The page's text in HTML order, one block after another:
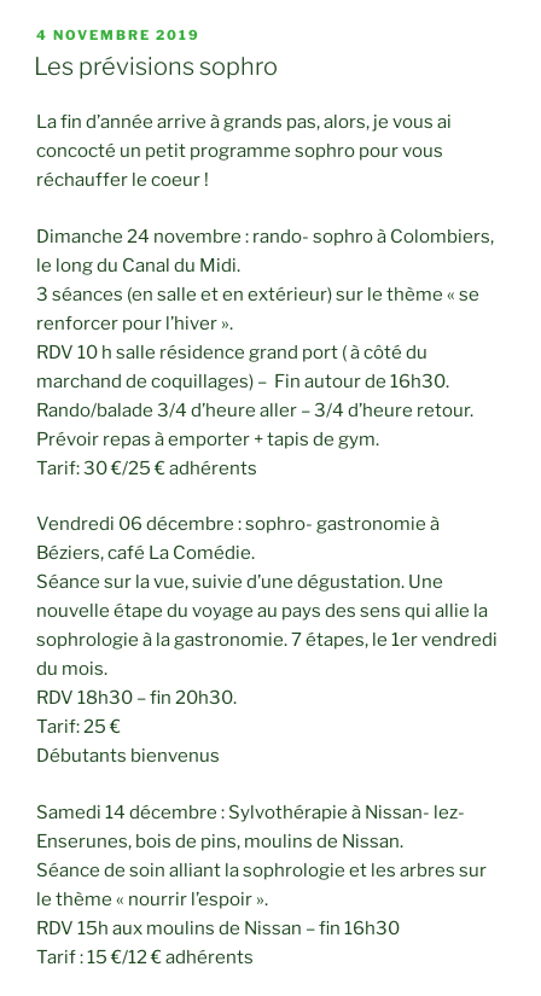
PUBLIÉ
LE
4 NOVEMBRE 2019
Les prévisions sophro
La fin d’année arrive à grands pas, alors, je vous ai
concocté un petit programme sophro pour vous
réchauffer le coeur !
Dimanche 24 novembre : rando- sophro à Colombiers,
le long du Canal du Midi.
3 séances (en salle et en extérieur) sur le thème « se
renforcer pour l’hiver ».
RDV 10 h salle résidence grand port ( à côté du
marchand de coquillages) – Fin autour de 16h30.
Rando/balade 3/4 d’heure aller – 3/4 d’heure retour.
Prévoir repas à emporter + tapis de gym.
Tarif: 30 €/25 € adhérents
Vendredi 06 décembre : sophro- gastronomie à
Béziers, café La Comédie.
Séance sur la vue, suivie d’une dégustation. Une
nouvelle étape du voyage au pays des sens qui allie la
sophrologie à la gastronomie. 7 étapes, le 1er vendredi
du mois.
RDV 18h30 – fin 20h30.
Tarif: 25 €
Débutants bienvenus
Samedi 14 décembre : Sylvothérapie à Nissan- lez-
Enserunes, bois de pins, moulins de Nissan.
Séance de soin alliant la sophrologie et les arbres sur
le thème « nourrir l’espoir ».
RDV 15h aux moulins de Nissan – fin 16h30
Tarif : 15 €/12 € adhérents